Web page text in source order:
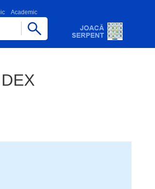
Academic